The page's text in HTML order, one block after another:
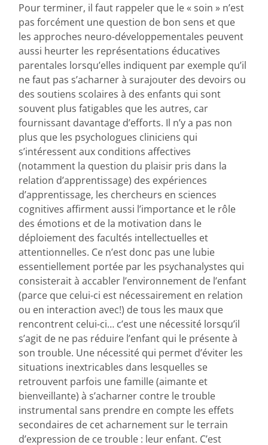
Pour terminer, il faut rappeler que le « soin » n’est
pas forcément une question de bon sens et que
les approches neuro-développementales peuvent
aussi heurter les représentations éducatives
parentales lorsqu’elles indiquent par exemple qu’il
ne faut pas s’acharner à surajouter des devoirs ou
des soutiens scolaires à des enfants qui sont
souvent plus fatigables que les autres, car
fournissant davantage d’efforts. Il n’y a pas non
plus que les psychologues cliniciens qui
s’intéressent aux conditions affectives
(notamment la question du plaisir pris dans la
relation d’apprentissage) des expériences
d’apprentissage, les chercheurs en sciences
cognitives affirment aussi l’importance et le rôle
des émotions et de la motivation dans le
déploiement des facultés intellectuelles et
attentionnelles. Ce n’est donc pas une lubie
essentiellement portée par les psychanalystes qui
consisterait à accabler l’environnement de l’enfant
(parce que celui-ci est nécessairement en relation
ou en interaction avec!) de tous les maux que
rencontrent celui-ci… c’est une nécessité lorsqu’il
s’agit de ne pas réduire l’enfant qui le présente à
son trouble. Une nécessité qui permet d’éviter les
situations inextricables dans lesquelles se
retrouvent parfois une famille (aimante et
bienveillante) à s’acharner contre le trouble
instrumental sans prendre en compte les effets
secondaires de cet acharnement sur le terrain
d’expression de ce trouble : leur enfant. C’est